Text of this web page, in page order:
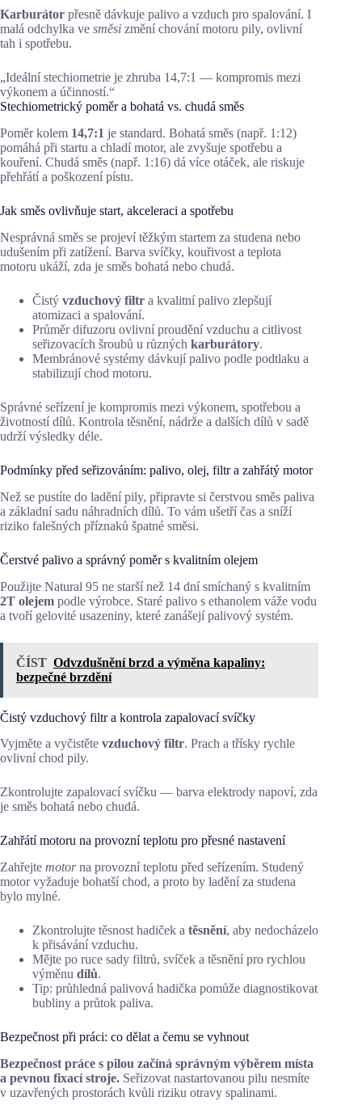
Karburátor přesně dávkuje palivo a vzduch pro spalování. I
malá odchylka ve směsi změní chování motoru pily, ovlivní
tah i spotřebu.
„Ideální stechiometrie je zhruba 14,7:1 — kompromis mezi
výkonem a účinností.“
Stechiometrický poměr a bohatá vs. chudá směs
Poměr kolem 14,7:1 je standard. Bohatá směs (např. 1:12)
pomáhá při startu a chladí motor, ale zvyšuje spotřebu a
kouření. Chudá směs (např. 1:16) dá více otáček, ale riskuje
přehřátí a poškození pístu.
Jak směs ovlivňuje start, akceleraci a spotřebu
Nesprávná směs se projeví těžkým startem za studena nebo
udušením při zatížení. Barva svíčky, kouřivost a teplota
motoru ukáží, zda je směs bohatá nebo chudá.
Čistý vzduchový filtr a kvalitní palivo zlepšují
atomizaci a spalování.
Průměr difuzoru ovlivní proudění vzduchu a citlivost
seřizovacích šroubů u různých karburátory.
Membránové systémy dávkují palivo podle podtlaku a
stabilizují chod motoru.
Správné seřízení je kompromis mezi výkonem, spotřebou a
životností dílů. Kontrola těsnění, nádrže a dalších dílů v sadě
udrží výsledky déle.
Podmínky před seřizováním: palivo, olej, filtr a zahřátý motor
Než se pustíte do ladění pily, připravte si čerstvou směs paliva
a základní sadu náhradních dílů. To vám ušetří čas a sníží
riziko falešných příznaků špatné směsi.
Čerstvé palivo a správný poměr s kvalitním olejem
Použijte Natural 95 ne starší než 14 dní smíchaný s kvalitním
2T olejem podle výrobce. Staré palivo s ethanolem váže vodu
a tvoří gelovité usazeniny, které zanášejí palivový systém.
ČÍST Odvzdušnění brzd a výměna kapaliny:
bezpečné brzdění
Čistý vzduchový filtr a kontrola zapalovací svíčky
Vyjměte a vyčistěte vzduchový filtr. Prach a třísky rychle
ovlivní chod pily.
Zkontrolujte zapalovací svíčku — barva elektrody napoví, zda
je směs bohatá nebo chudá.
Zahřátí motoru na provozní teplotu pro přesné nastavení
Zahřejte motorna provozní teplotu před seřízením. Studený
motor vyžaduje bohatší chod, a proto by ladění za studena
bylo mylné.
Zkontrolujte těsnost hadiček a těsnění, aby nedocházelo
k přisávání vzduchu.
Mějte po ruce sady filtrů, svíček a těsnění pro rychlou
výměnu dílů.
Tip: průhledná palivová hadička pomůže diagnostikovat
bubliny a průtok paliva.
Bezpečnost při práci: co dělat a čemu se vyhnout
Bezpečnost práce s pilou začíná správným výběrem místa
a pevnou fixací stroje. Seřizovat nastartovanou pilu nesmíte
v uzavřených prostorách kvůli riziku otravy spalinami.